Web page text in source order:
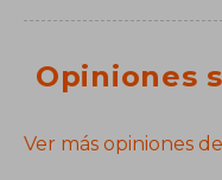
Opiniones
Ver más opiniones